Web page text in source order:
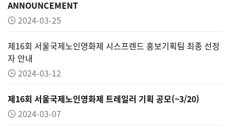
ANNOUNCEMENT
2024-03-25
제16회 서울국제노인영화제 시스프렌드 홍보기획팀 최종 선정
자 안내
2024-03-12
제16회 서울국제노인영화제 트레일러 기획 공모(~3/20)
2024-03-07